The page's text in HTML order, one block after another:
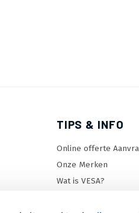
TIPS & INFO
Online offerte
Onze Merken
Wat is VESA?